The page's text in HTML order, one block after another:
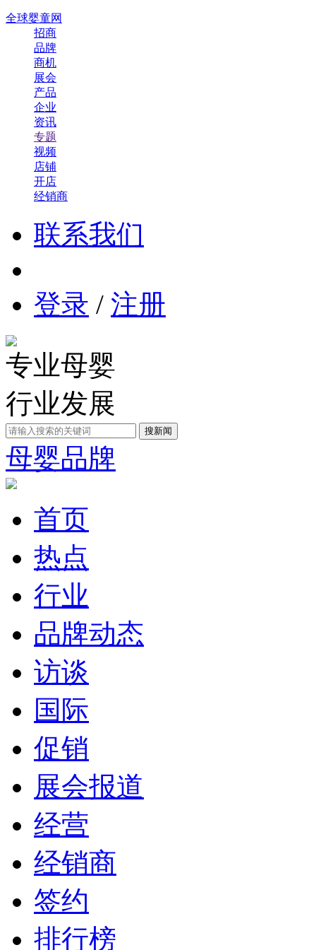
全球婴童网
招商
品牌
商机
展会
产品
企业
资讯
专题
视频
店铺
开店
经销商
联系我们
登录 / 注册
专业母婴
行业发展
母婴品牌
首页
热点
行业
品牌动态
访谈
国际
促销
展会报道
经营
经销商
签约
排行榜